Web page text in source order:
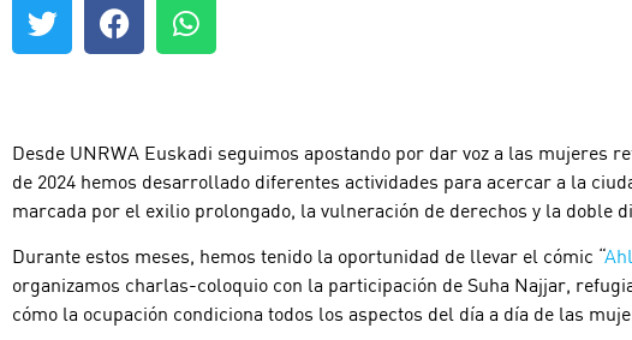
Desde UNRWA Euskadi seguimos apostando por dar voz a las mujeres
de 2024 hemos desarrollado diferentes actividades para acercar a la
marcada por el exilio prolongado, la vulneración de derechos y la doble
Durante estos meses, hemos tenido la oportunidad de llevar el cómic “
organizamos charlas-coloquio con la participación de Suha Najjar,
cómo la ocupación condiciona todos los aspectos del día a día de las